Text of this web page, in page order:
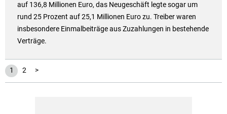
auf 136,8 Millionen Euro, das Neugeschäft legte sogar um
rund 25 Prozent auf 25,1 Millionen Euro zu. Treiber waren
insbesondere Einmalbeiträge aus Zuzahlungen in bestehende
Verträge.
1 2 >